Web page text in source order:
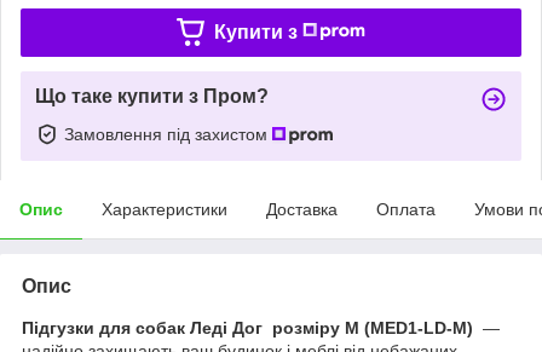
Купити з
Що таке купити з Пром?
Замовлення під захистом
Опис Характеристики Доставка Оплата Умови
Опис
Підгузки для собак Леді Дог розміру M (MED1-LD-M) —